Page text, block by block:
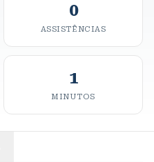
0
ASSISTÊNCIAS
1
MINUTOS